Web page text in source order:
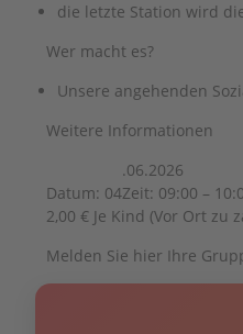
die letzte Station wird
Wer macht es?
Unsere angehenden
Weitere Informationen
Datum: 04
.06.2026
Zeit: 09:00 –
2,00 € Je Kind (Vor Ort zu
Melden Sie hier Ihre